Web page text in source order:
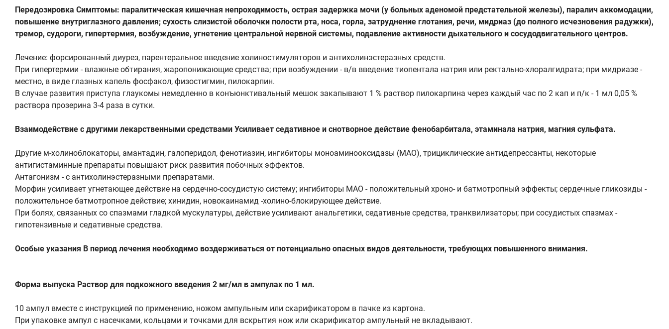
Передозировка Симптомы: паралитическая кишечная непроходимость, острая задержка мочи (у больных аденомой предстательной железы), паралич аккомодации,
повышение внутриглазного давления; сухость слизистой оболочки полости рта, носа, горла, затруднение глотания, речи, мидриаз (до полного исчезновения радужки),
тремор, судороги, гипертермия, возбуждение, угнетение центральной нервной системы, подавление активности дыхательного и сосудодвигательного центров.
Лечение: форсированный диурез, парентеральное введение холиностимуляторов и антихолинэстеразных средств.
При гипертермии - влажные обтирания, жаропонижающие средства; при возбуждении - в/в введение тиопентала натрия или ректально-хлоралгидрата; при мидриазе -
местно, в виде глазных капель фосфакол, физостигмин, пилокарпин.
В случае развития приступа глаукомы немедленно в конъюнктивальный мешок закапывают 1 % раствор пилокарпина через каждый час по 2 кап и п/к - 1 мл 0,05 %
раствора прозерина 3-4 раза в сутки.
Взаимодействие с другими лекарственными средствами Усиливает седативное и снотворное действие фенобарбитала, этаминала натрия, магния сульфата.
Другие м-холиноблокаторы, амантадин, галоперидол, фенотиазин, ингибиторы моноаминооксидазы (МАО), трициклические антидепрессанты, некоторые
антигистаминные препараты повышают риск развития побочных эффектов.
Антагонизм - с антихолинэстеразными препаратами.
Морфин усиливает угнетающее действие на сердечно-сосудистую систему; ингибиторы МАО - положительный хроно- и батмотропный эффекты; сердечные гликозиды -
положительное батмотропное действие; хинидин, новокаинамид -холино-блокирующее действие.
При болях, связанных со спазмами гладкой мускулатуры, действие усиливают анальгетики, седативные средства, транквилизаторы; при сосудистых спазмах -
гипотензивные и седативные средства.
Особые указания В период лечения необходимо воздерживаться от потенциально опасных видов деятельности, требующих повышенного внимания.
Форма выпуска Раствор для подкожного введения 2 мг/мл в ампулах по 1 мл.
10 ампул вместе с инструкцией по применению, ножом ампульным или скарификатором в пачке из картона.
При упаковке ампул с насечками, кольцами и точками для вскрытия нож или скарификатор ампульный не вкладывают.